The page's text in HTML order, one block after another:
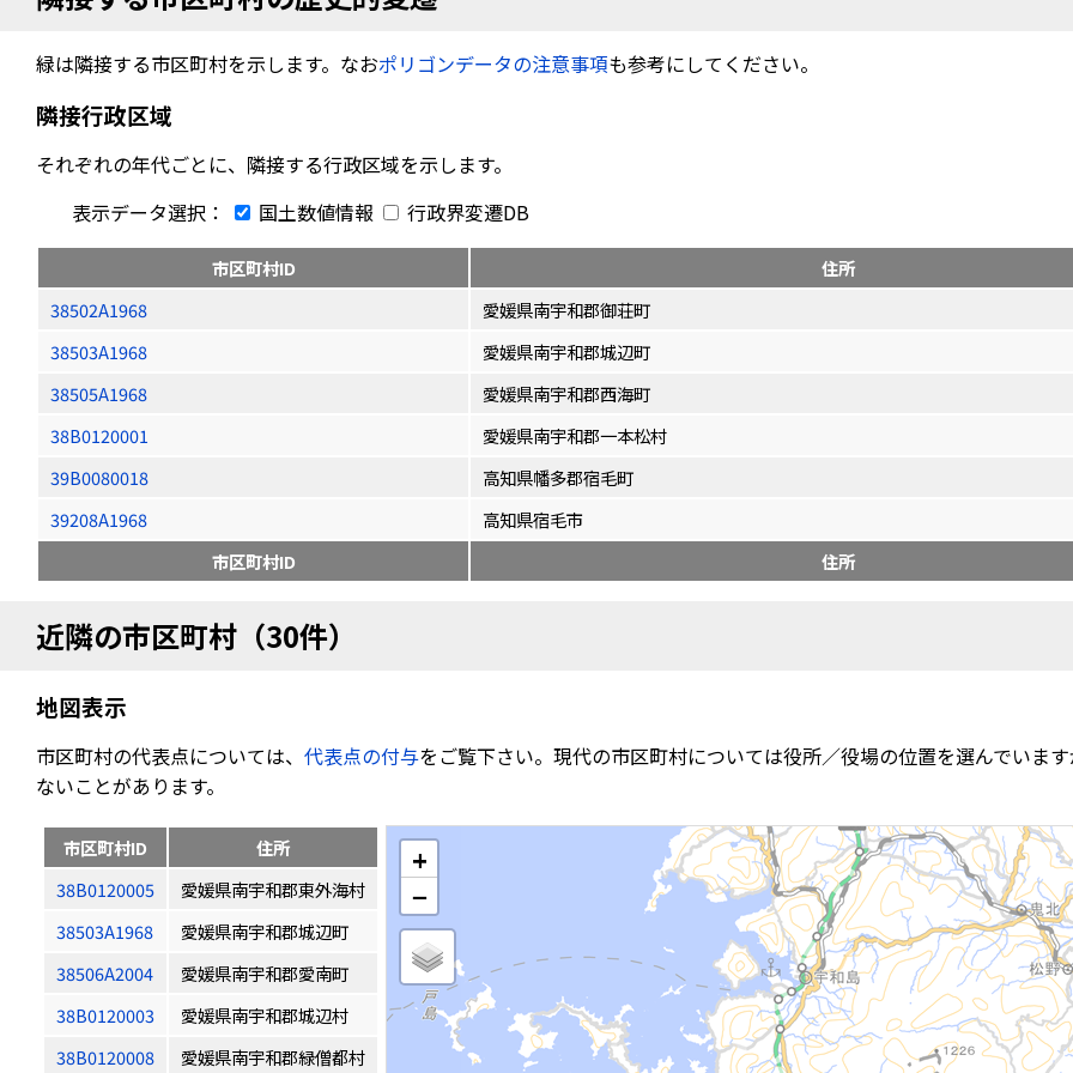
緑は隣接する市区町村を示します。なおポリゴンデータの注意事項も参考にしてください。
隣接行政区域
それぞれの年代ごとに、隣接する行政区域を示します。
表示データ選択：
国土数値情報 行政界変遷DB
市区町村ID 住所
38502A1968
愛媛県南宇和郡御荘町
38503A1968
愛媛県南宇和郡城辺町
38505A1968
愛媛県南宇和郡西海町
38B0120001
愛媛県南宇和郡一本松村
39B0080018
高知県幡多郡宿毛町
39208A1968
高知県宿毛市
市区町村ID
住所
近隣の市区町村（30件）
地図表示
市区町村の代表点については、 代表点の付与をご覧下さい。現代の市区町村については役所／役場の位置を選んでいま
ないことがあります。
市区町村ID
住所
38B0120005
愛媛県南宇和郡東外海村
38503A1968
愛媛県南宇和郡城辺町
38506A2004
愛媛県南宇和郡愛南町
38B0120003
愛媛県南宇和郡城辺村
38B0120008
愛媛県南宇和郡緑僧都村
+
−